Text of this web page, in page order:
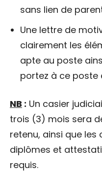
sans lien de
Une lettre de
clairement les
apte au poste
portez à ce poste
NB : Un casier
trois (3) mois sera
retenu, ainsi que les
diplômes et
requis.